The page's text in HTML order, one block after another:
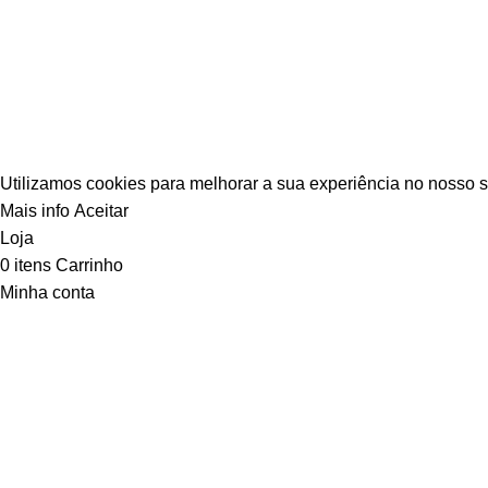
Utilizamos cookies para melhorar a sua experiência no nosso
Mais info Aceitar
Loja
0 itens Carrinho
Minha conta